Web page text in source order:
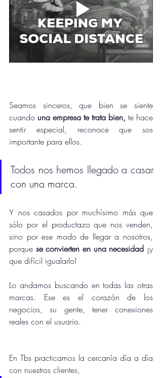
Seamos sinceros, que bien se siente
cuando una empresa te trata bien, te hace
sentir especial, reconoce que sos
importante para ellos.
Todos nos hemos llegado a casar
con una marca.
Y nos casados por muchísimo más que
sólo por el productazo que nos venden,
sino por ese modo de llegar a nosotros,
porque se convierten en una necesidad ¡y
que difícil igualarlo!
Lo andamos buscando en todas las otras
marcas. Ese es el corazón de los
negocios, su gente, tener conexiones
reales con el usuario.
En Tbs practicamos la cercanía día a día
con nuestros clientes,